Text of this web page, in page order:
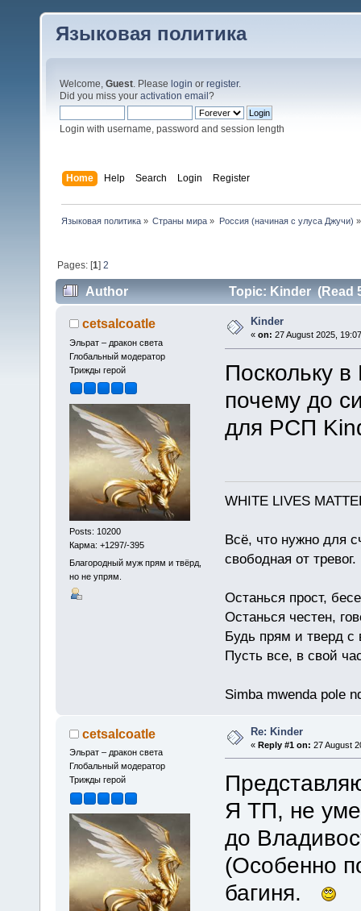
Языковая политика
Welcome, Guest. Please login or register.
Did you miss your activation email ?
Login with username, password and session length
Home Help Search Login Register
Языковая политика» Страны мира » Россия (начиная с улуса Джучи) »
Pages: [1]2
Author Topic: Kinder (Read
cetsalcoatle
Эльрат – дракон света
Глобальный модератор
Трижды герой
Posts: 10200
Карма: +1297/-395
Благородный муж прям и твёрд,
но не упрям.
Kinder
«on: 27 August 2025,
Поскольку
почему до
для РСП
WHITE LIVES
Всё, что нужно для
свободная от
Останься прост,
Останься честен,
Будь прям и тверд с
Пусть все, в свой
Simba mwenda pole
cetsalcoatle
Эльрат – дракон света
Глобальный модератор
Трижды герой
Re: Kinder
«Reply #1 on: 27 August
Я ТП, не
до
(Особенно
багиня.